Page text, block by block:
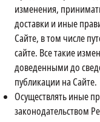
изменения,
доставки и иные
Сайте, в том числе
сайте. Все такие
доведенными до
публикации на Сайте.
Осуществлять иные
законодательством